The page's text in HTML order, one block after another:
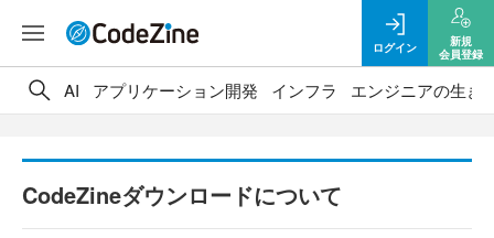
ログイン
新規
会員登録
AI アプリケーション開発 インフラ エンジニアの生き
CodeZineダウンロードについて